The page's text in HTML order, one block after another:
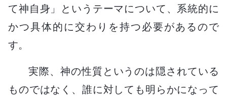
て神自身」というテーマについて、系統的に
かつ具体的に交わりを持つ必要があるので
す。
実際、神の性質というのは隠されている
ものではなく、誰に対しても明らかになって